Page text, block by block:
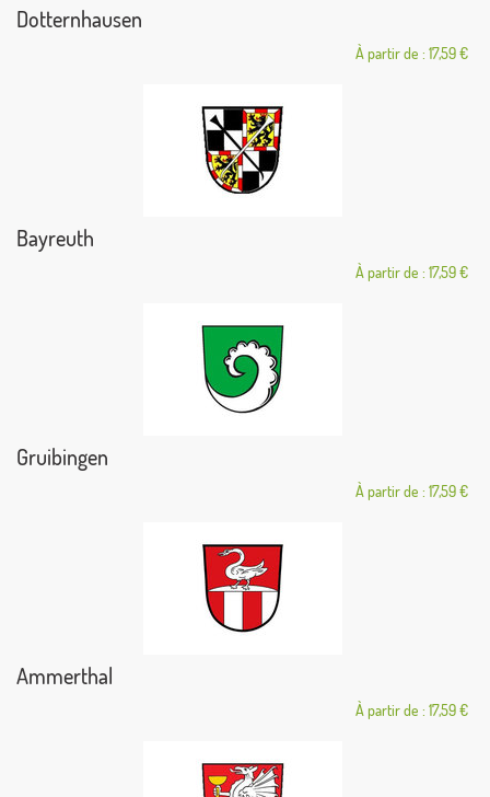
Dotternhausen
À partir de : 17,59 €
Bayreuth
À partir de : 17,59 €
Gruibingen
À partir de : 17,59 €
Ammerthal
À partir de : 17,59 €